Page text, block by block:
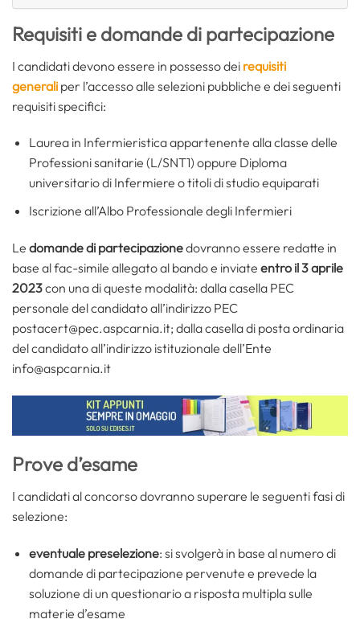
Requisiti e domande di partecipazione
I candidati devono essere in possesso dei requisiti
generali per l’accesso alle selezioni pubbliche e dei seguenti
requisiti specifici:
Laurea in Infermieristica appartenente alla classe delle
Professioni sanitarie (L/SNT1) oppure Diploma
universitario di Infermiere o titoli di studio equiparati
Iscrizione all’Albo Professionale degli Infermieri
Le domande di partecipazionedovranno essere redatte in
base al fac-simile allegato al bando e inviate entro il 3 aprile
2023con una di queste modalità: dalla casella PEC
personale del candidato all’indirizzo PEC
postacert@pec.aspcarnia.it; dalla casella di posta ordinaria
del candidato all’indirizzo istituzionale dell’Ente
info@aspcarnia.it
Prove d’esame
I candidati al concorso dovranno superare le seguenti fasi di
selezione:
eventuale preselezione: si svolgerà in base al numero di
domande di partecipazione pervenute e prevede la
soluzione di un questionario a risposta multipla sulle
materie d’esame